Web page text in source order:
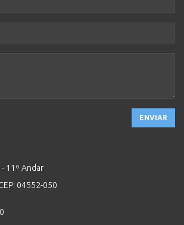
ENVIAR
- 11º Andar
04552-050